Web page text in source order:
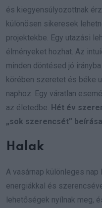
és kiegyensúlyozottnak
különösen sikeresek
projektekbe. Egy utazási
élményeket hozhat. Az
minden döntésed jó
körében szeretet és béke
naphoz. Egy váratlan
az életedbe. Hét év
„sok szerencsét”
Halak
A vasárnap különleges
energiákkal és
lehetőségek nyílnak meg,